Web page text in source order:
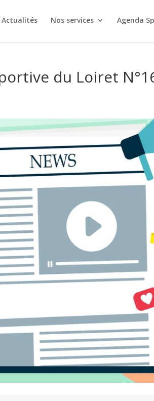
Actualités Nos services Agenda
du Loiret